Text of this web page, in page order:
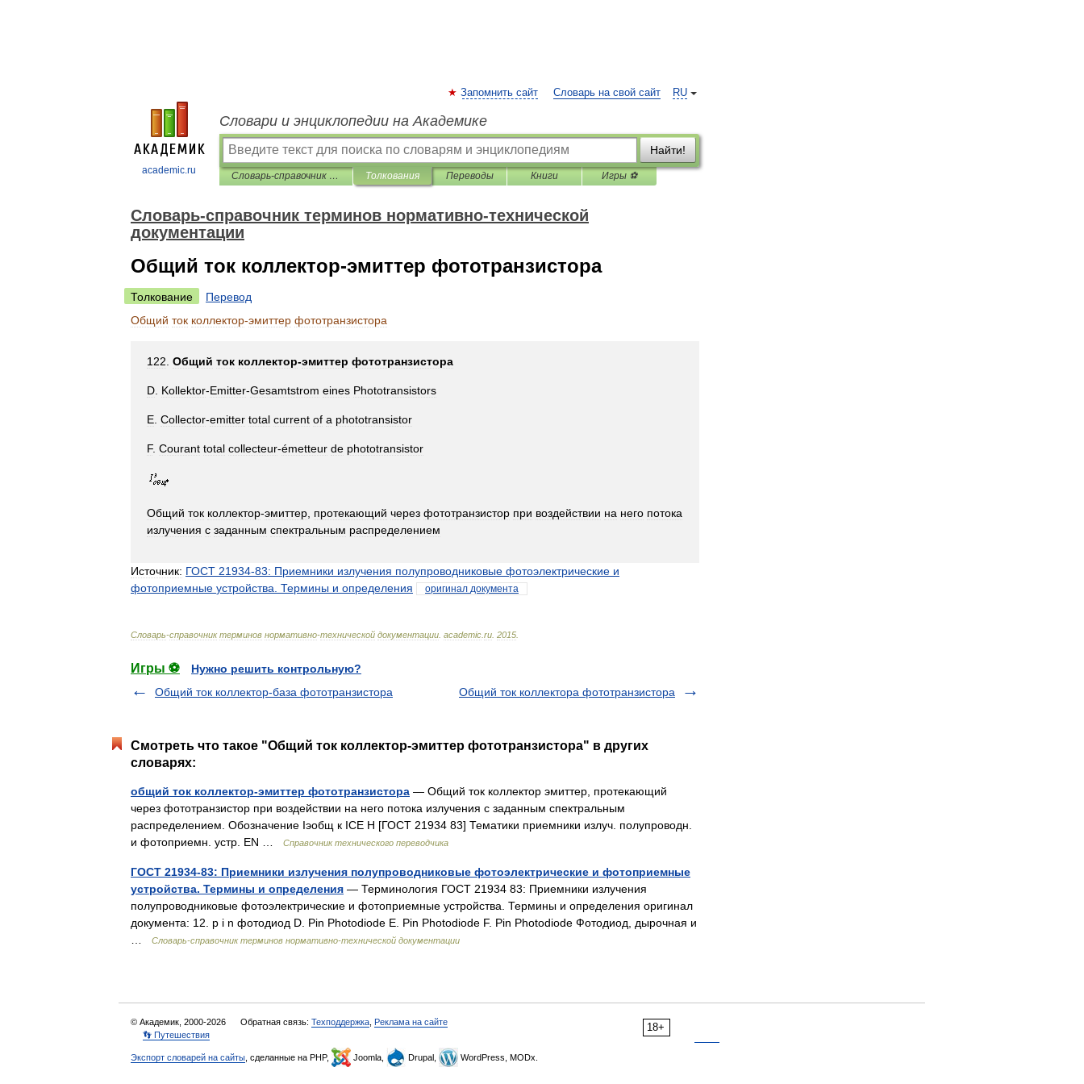
academic.ru
RU
Запомнить сайт Словарь на свой сайт
Словари и энциклопедии на Академике
Найти!
Словарь-справочник терминов нормативно-технической документации Толкования Переводы Книги Игры ⚽
Словарь-справочник терминов нормативно-технической
документации
Общий ток коллектор-эмиттер фототранзистора
Толкование
Перевод
Общий ток коллектор-эмиттер фототранзистора
122 Общий ток коллектор-эмиттер фототранзистора
D Kollektor-Emitter-Gesamtstrom eines Phototransistors
E Collector-emitter total current of a phototransistor
F. Courant total collecteur-émetteur de phototransistor
Общий ток коллектор-эмиттер протекающий через фототранзистор при воздействии на него потока
излучения с заданным спектральным распределением
Источник: ГОСТ 21934-83: Приемники излучения полупроводниковые фотоэлектрические и
фотоприемные устройства Термины и определения оригинал документа
Словарь-справочник терминов нормативно-технической документации academic ru 2015
Игры ⚽
Нужно решить контрольную?
Общий ток коллектор-база фототранзистора
Общий ток коллектора фототранзистора
Смотреть что такое "Общий ток коллектор-эмиттер фототранзистора" в других
словарях:
общий ток коллектор-эмиттер фототранзистора — Общий ток коллектор эмиттер, протекающий
через фототранзистор при воздействии на него потока излучения с заданным спектральным
распределением. Обозначение Iэобщ к ICE H [ГОСТ 21934 83] Тематики приемники излуч. полупроводн.
и фотоприемн. устр. EN …
Справочник технического переводчика
ГОСТ 21934-83: Приемники излучения полупроводниковые фотоэлектрические и фотоприемные
устройства. Термины и определения — Терминология ГОСТ 21934 83: Приемники излучения
полупроводниковые фотоэлектрические и фотоприемные устройства. Термины и определения оригинал
документа: 12. p i n фотодиод D. Pin Photodiode E. Pin Photodiode F. Pin Photodiode Фотодиод, дырочная и
Словарь-справочник терминов нормативно-технической документации
18+
© Академик, 2000-2026 Обратная связь: Техподдержка Реклама на сайте
👣 Путешествия
Экспорт словарей на сайты , сделанные на PHP, Joomla, Drupal, WordPress, MODx.